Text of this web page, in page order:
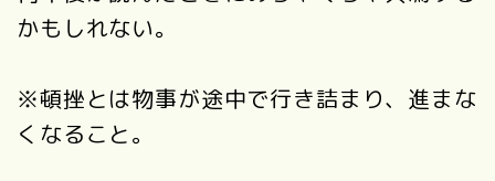
かもしれない。
※頓挫とは物事が途中で行き詰まり、進まな
くなること。